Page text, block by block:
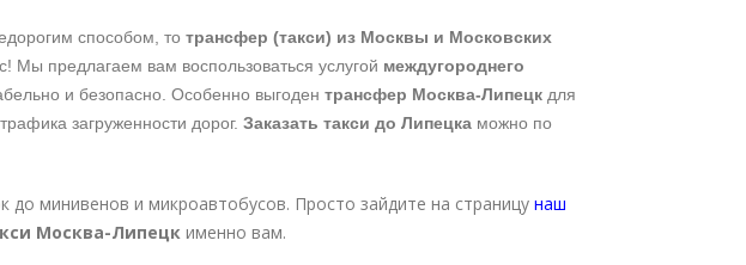
способом, то трансфер (такси) из Москвы и Московских
Мы предлагаем вам воспользоваться услугой междугороднего
и безопасно. Особенно выгоден трансфер Москва-Липецк для
загруженности дорог. Заказать такси до Липецка можно по
минивенов и микроавтобусов. Просто зайдите на страницу наш
Москва-Липецк именно вам.